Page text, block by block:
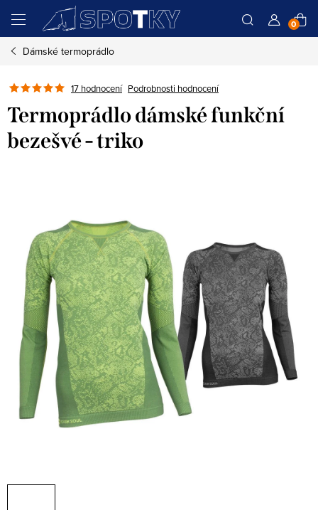
obsah
Dámské termoprádlo
17 hodnocení Podrobnosti hodnocení
Termoprádlo dámské funkční
bezešvé - triko